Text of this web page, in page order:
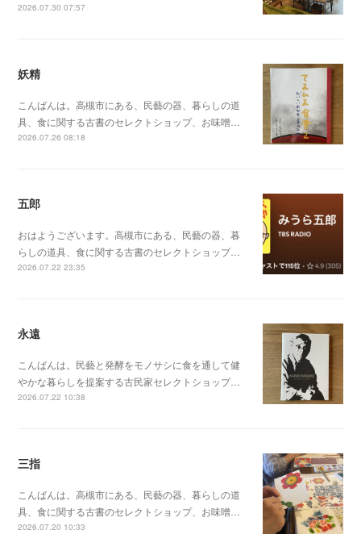
2026.07.30 07:57
妖精
こんばんは。高槻市にある、民藝の器、暮らしの道
具、食に関する古書のセレクトショップ、お味噌…
2026.07.26 08:18
五郎
おはようございます。高槻市にある、民藝の器、暮
らしの道具、食に関する古書のセレクトショップ…
2026.07.22 23:35
永遠
こんばんは。民藝と発酵をモノサシに食を通して健
やかな暮らしを提案する古民家セレクトショップ…
2026.07.22 10:38
三指
こんばんは。高槻市にある、民藝の器、暮らしの道
具、食に関する古書のセレクトショップ、お味噌…
2026.07.20 10:33